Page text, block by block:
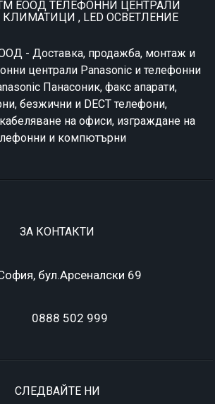
ЕООД ТЕЛЕФОННИ ЦЕНТРАЛИ
КЛИМАТИЦИ , LED ОСВЕТЛЕНИЕ
- Доставка, продажба, монтаж и
централи Panasonic и телефонни
Панасоник, факс апарати,
безжични и DECT телефони,
на офиси, изграждане на
и компютърни
ЗА КОНТАКТИ
бул.Арсеналски 69
0888 502 999
СЛЕДВАЙТЕ НИ